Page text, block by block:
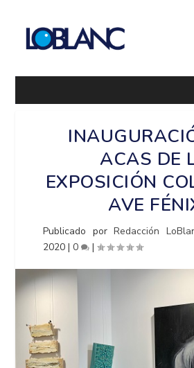
ACAS DE
EXPOSICIÓN
AVE
Publicado porRedacción
2020 |0 |